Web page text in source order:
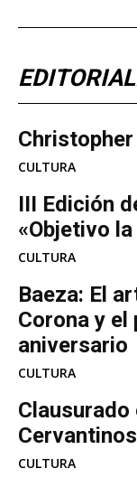
CULTURA
III Edición
«Objetivo
CULTURA
Baeza: El
Corona y el
aniversario
CULTURA
CULTURA